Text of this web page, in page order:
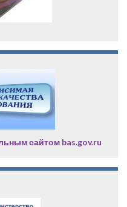
сайтом bas.gov.ru